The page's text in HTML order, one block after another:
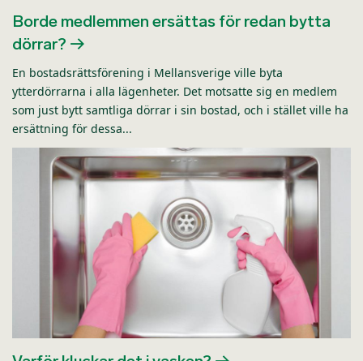
Borde medlemmen ersättas för redan bytta
dörrar?
En bostadsrättsförening i Mellansverige ville byta
ytterdörrarna i alla lägenheter. Det motsatte sig en medlem
som just bytt samtliga dörrar i sin bostad, och i stället ville ha
ersättning för dessa...